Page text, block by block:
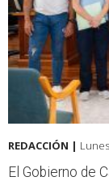
REDACCIÓN |
El Gobierno de